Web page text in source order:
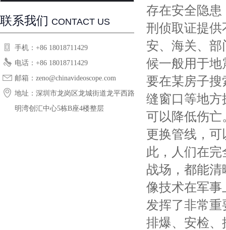
联系我们 CONTACT US
手机：+86 18018711429
电话：+86 18018711429
邮箱：zeno@chinavideoscope.com
地址：深圳市龙岗区龙城街道龙平西路恒
明湾创汇中心5栋B座4楼整层
存在安全隐
刑侦取证提
安、海关、
候一般用于
要在某房子
缝窗口等地
可以降低伤
更换管线，
此，人们在
战场，都能
像技术在军
发挥了非常
排爆、安检